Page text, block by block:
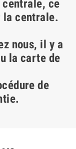
ce
la centrale.
nous, il y a
la carte de
de